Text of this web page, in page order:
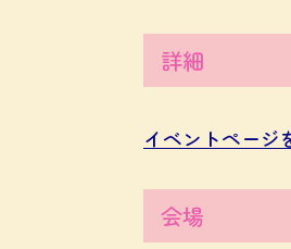
詳細
イベントページ
会場